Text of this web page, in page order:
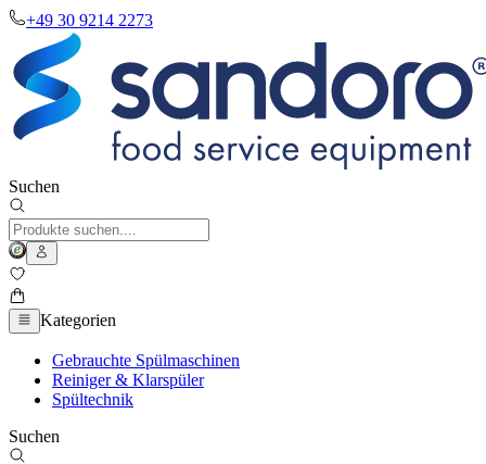
+49 30 9214 2273
Suchen
Kategorien
Gebrauchte Spülmaschinen
Reiniger & Klarspüler
Spültechnik
Suchen